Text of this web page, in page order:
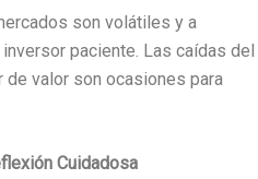
son volátiles y a
paciente. Las caídas del
de valor son ocasiones para
Cuidadosa